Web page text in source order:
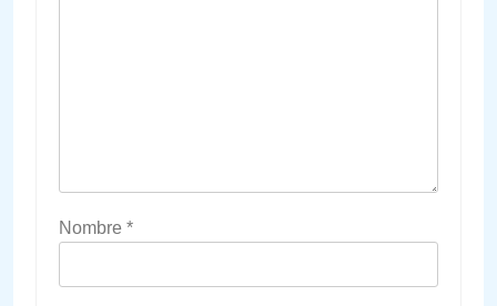
Nombre *